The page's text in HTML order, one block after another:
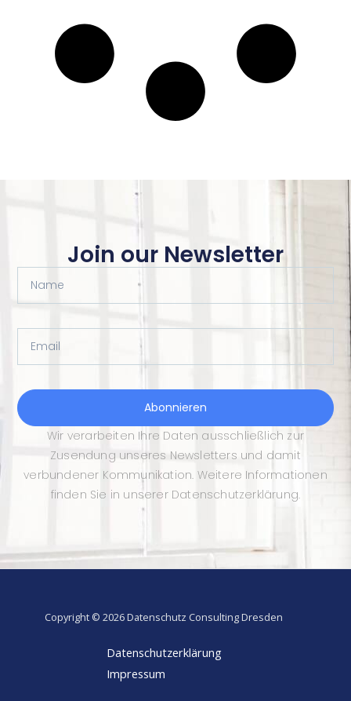
Join our Newsletter
Abonnieren
Wir verarbeiten Ihre Daten ausschließlich zur
Zusendung unseres Newsletters und damit
verbundener Kommunikation. Weitere Informationen
finden Sie in unserer Datenschutzerklärung.
Copyright © 2026 Datenschutz Consulting Dresden
Datenschutzerklärung
Impressum